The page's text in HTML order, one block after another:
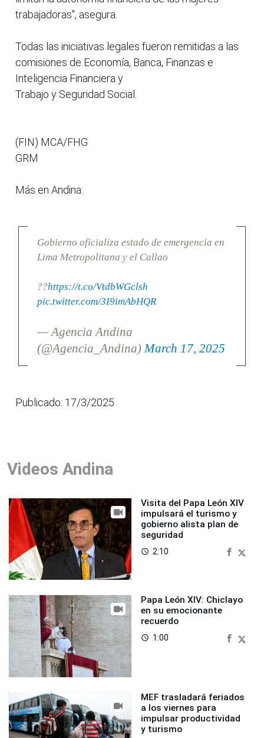
trabajadoras", asegura.
Todas las iniciativas legales fueron remitidas a las
comisiones de Economía, Banca, Finanzas e
Inteligencia Financiera y
Trabajo y Seguridad Social.
(FIN) MCA/FHG
GRM
Más en Andina:
Gobierno oficializa estado de emergencia en
Lima Metropolitana y el Callao
??https://t.co/VtdbWGclsh
pic.twitter.com/3I9imAbHQR
— Agencia Andina
(@Agencia_Andina)March 17, 2025
Publicado: 17/3/2025
Videos Andina
Visita del Papa León XIV
impulsará el turismo y
gobierno alista plan de
seguridad
access_time 2:10
Papa León XIV: Chiclayo
en su emocionante
recuerdo
access_time 1:00
MEF trasladará feriados
a los viernes para
impulsar productividad
y turismo